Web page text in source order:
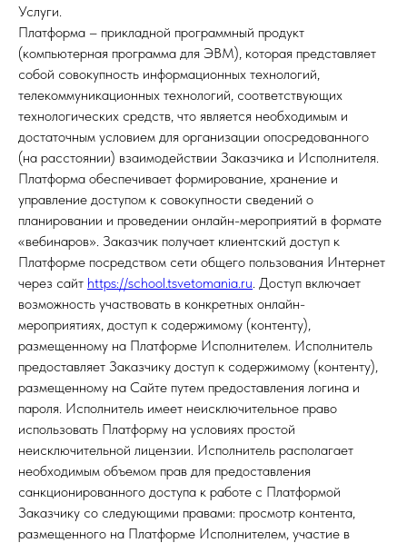
Услуги.
Платформа – прикладной программный продукт
(компьютерная программа для ЭВМ), которая представляет
собой совокупность информационных технологий,
телекоммуникационных технологий, соответствующих
технологических средств, что является необходимым и
достаточным условием для организации опосредованного
(на расстоянии) взаимодействии Заказчика и Исполнителя.
Платформа обеспечивает формирование, хранение и
управление доступом к совокупности сведений о
планировании и проведении онлайн-мероприятий в формате
«вебинаров». Заказчик получает клиентский доступ к
Платформе посредством сети общего пользования Интернет
через сайт https://school.tsvetomania.ru. Доступ включает
возможность участвовать в конкретных онлайн-
мероприятиях, доступ к содержимому (контенту),
размещенному на Платформе Исполнителем. Исполнитель
предоставляет Заказчику доступ к содержимому (контенту),
размещенному на Сайте путем предоставления логина и
пароля. Исполнитель имеет неисключительное право
использовать Платформу на условиях простой
неисключительной лицензии. Исполнитель располагает
необходимым объемом прав для предоставления
санкционированного доступа к работе с Платформой
Заказчику со следующими правами: просмотр контента,
размещенного на Платформе Исполнителем, участие в